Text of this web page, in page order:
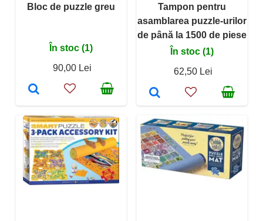
Bloc de puzzle greu
În stoc (1)
90,00 Lei
Tampon pentru
asamblarea puzzle-urilor
de până la 1500 de piese
În stoc (1)
62,50 Lei